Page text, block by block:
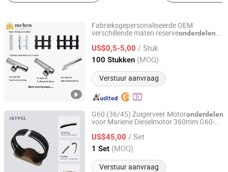
Fabrieksgepersonaliseerde OEM
verschillende maten reserveonderdelen
boot schip jachtaccessoires
US$0,5-5,00 / Stuk
100 Stukken (MOQ)
Verstuur aanvraag
Mchen Machine Parts Co., Ltd.
Shandong, China Sinds 2020
G60 (36/45) Zuigerveer Motoronderdelen
voor Mariene Dieselmotor 360mm G60-
21010
US$45,00 / Set
1 Set (MOQ)
Verstuur aanvraag
SKYWEL MACHINERY CO., LTD.
Hunan, China Sinds 2025